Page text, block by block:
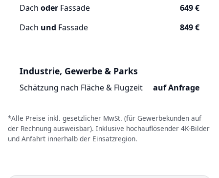
Dach oder Fassade
649 €
Dach und Fassade 849 €
Industrie, Gewerbe & Parks
Schätzung nach Fläche & Flugzeit auf Anfrage
*Alle Preise inkl. gesetzlicher MwSt. (für Gewerbekunden auf
der Rechnung ausweisbar). Inklusive hochauflösender 4K-Bilder
und Anfahrt innerhalb der Einsatzregion.